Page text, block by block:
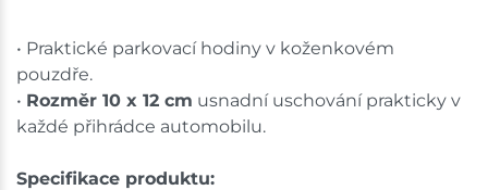
• Praktické parkovací hodiny v koženkovém
pouzdře.
• Rozměr 10 x 12 cm usnadní uschování prakticky v
každé přihrádce automobilu.
Specifikace produktu: